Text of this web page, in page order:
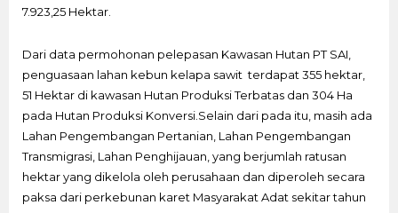
7.923,25 Hektar.
Dari data permohonan pelepasan Kawasan Hutan PT SAI,
penguasaan lahan kebun kelapa sawit terdapat 355 hektar,
51 Hektar di kawasan Hutan Produksi Terbatas dan 304 Ha
pada Hutan Produksi Konversi.Selain dari pada itu, masih ada
Lahan Pengembangan Pertanian, Lahan Pengembangan
Transmigrasi, Lahan Penghijauan, yang berjumlah ratusan
hektar yang dikelola oleh perusahaan dan diperoleh secara
paksa dari perkebunan karet Masyarakat Adat sekitar tahun